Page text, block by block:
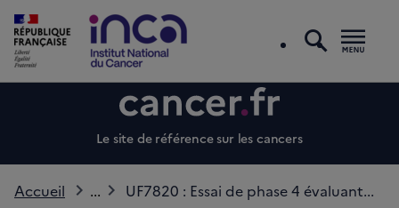
Le site de référence sur les cancers
Accueil ... UF7820 : Essai de phase 4 évaluant...